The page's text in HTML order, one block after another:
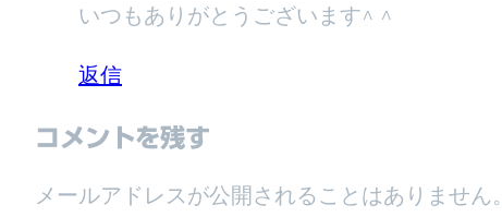
いつもありがとうございます^ ^
返信
コメントを残す
メールアドレスが公開されることはありません。